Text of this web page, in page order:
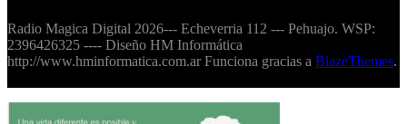
Radio Magica Digital 2026--- Echeverria 112 --- Pehuajo. WSP:
2396426325 ---- Diseño HM Informática
http://www.hminformatica.com.ar Funciona gracias a BlazeThemes.